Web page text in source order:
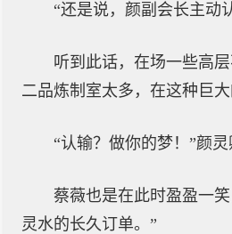
“还是说，颜副会长主动
听到此话，在场一些高
二品炼制室太多，在这种巨
“认输？做你的梦！”颜
蔡薇也是在此时盈盈一
灵水的长久订单。”